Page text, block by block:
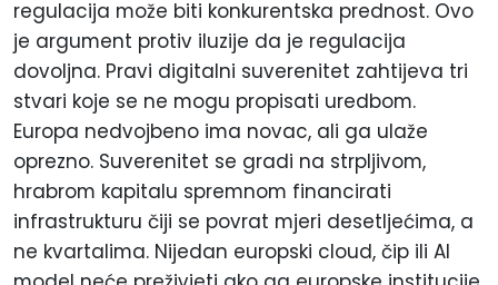
regulacija može biti konkurentska prednost. Ovo
je argument protiv iluzije da je regulacija
dovoljna. Pravi digitalni suverenitet zahtijeva tri
stvari koje se ne mogu propisati uredbom.
Europa nedvojbeno ima novac, ali ga ulaže
oprezno. Suverenitet se gradi na strpljivom,
hrabrom kapitalu spremnom financirati
infrastrukturu čiji se povrat mjeri desetljećima, a
ne kvartalima. Nijedan europski cloud, čip ili AI